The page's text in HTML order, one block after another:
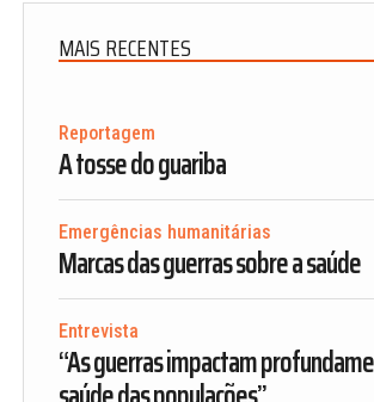
MAIS RECENTES
Reportagem
A tosse do guariba
Emergências humanitárias
Marcas das guerras sobre a saúde
Entrevista
“As guerras impactam